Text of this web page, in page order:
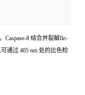
Caspase-8 结合并裂解Ile-
通过 405 nm 处的比色检